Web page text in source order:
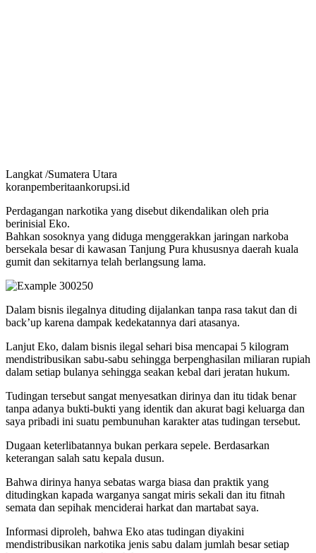
Langkat /Sumatera Utara
koranpemberitaankorupsi.id
Perdagangan narkotika yang disebut dikendalikan oleh pria
berinisial Eko.
Bahkan sosoknya yang diduga menggerakkan jaringan narkoba
bersekala besar di kawasan Tanjung Pura khususnya daerah kuala
gumit dan sekitarnya telah berlangsung lama.
Dalam bisnis ilegalnya dituding dijalankan tanpa rasa takut dan di
back’up karena dampak kedekatannya dari atasanya.
Lanjut Eko, dalam bisnis ilegal sehari bisa mencapai 5 kilogram
mendistribusikan sabu-sabu sehingga berpenghasilan miliaran rupiah
dalam setiap bulanya sehingga seakan kebal dari jeratan hukum.
Tudingan tersebut sangat menyesatkan dirinya dan itu tidak benar
tanpa adanya bukti-bukti yang identik dan akurat bagi keluarga dan
saya pribadi ini suatu pembunuhan karakter atas tudingan tersebut.
Dugaan keterlibatannya bukan perkara sepele. Berdasarkan
keterangan salah satu kepala dusun.
Bahwa dirinya hanya sebatas warga biasa dan praktik yang
ditudingkan kapada warganya sangat miris sekali dan itu fitnah
semata dan sepihak menciderai harkat dan martabat saya.
Informasi diproleh, bahwa Eko atas tudingan diyakini
mendistribusikan narkotika jenis sabu dalam jumlah besar setiap